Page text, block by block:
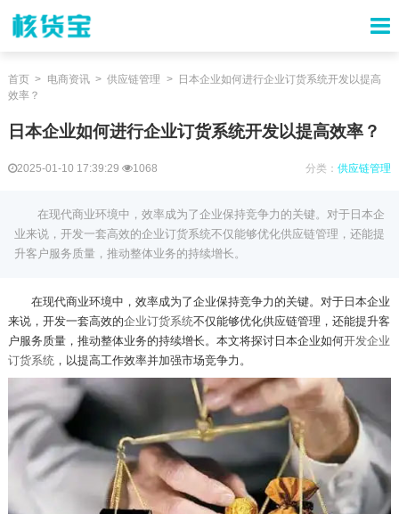
首页 电商资讯 供应链管理
日本企业如何进行企业订货系统开发以提高
效率？
日本企业如何进行企业订货系统开发以提高效率？
2025-01-10 17:39:29 1068 分类：供应链管理
在现代商业环境中，效率成为了企业保持竞争力的关键。对于日本企
业来说，开发一套高效的企业订货系统不仅能够优化供应链管理，还能提
升客户服务质量，推动整体业务的持续增长。
在现代商业环境中，效率成为了企业保持竞争力的关键。对于日本企业
来说，开发一套高效的企业订货系统不仅能够优化供应链管理，还能提升客
户服务质量，推动整体业务的持续增长。本文将探讨日本企业如何开发企业
订货系统，以提高工作效率并加强市场竞争力。